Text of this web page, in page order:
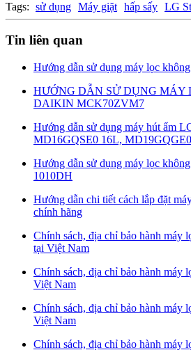
Tags: sử dụng Máy giặt hấp sấy LG
Tin liên quan
Hướng dẫn sử dụng máy lọc
HƯỚNG DẪN SỬ DỤNG MÁY
DAIKIN MCK70ZVM7
Hướng dẫn sử dụng máy hút ẩm
MD16GQSE0 16L,
Hướng dẫn sử dụng máy lọc
1010DH
Hướng dẫn chi tiết cách lắp đặt
chính hãng
Chính sách, địa chỉ bảo hành máy
tại Việt Nam
Chính sách, địa chỉ bảo hành máy
Việt Nam
Chính sách, địa chỉ bảo hành máy
Việt Nam
Chính sách, địa chỉ bảo hành máy